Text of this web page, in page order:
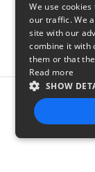
$37
We use
our traffic. We
site with our
combine it with
them or that
Read more
SHOW